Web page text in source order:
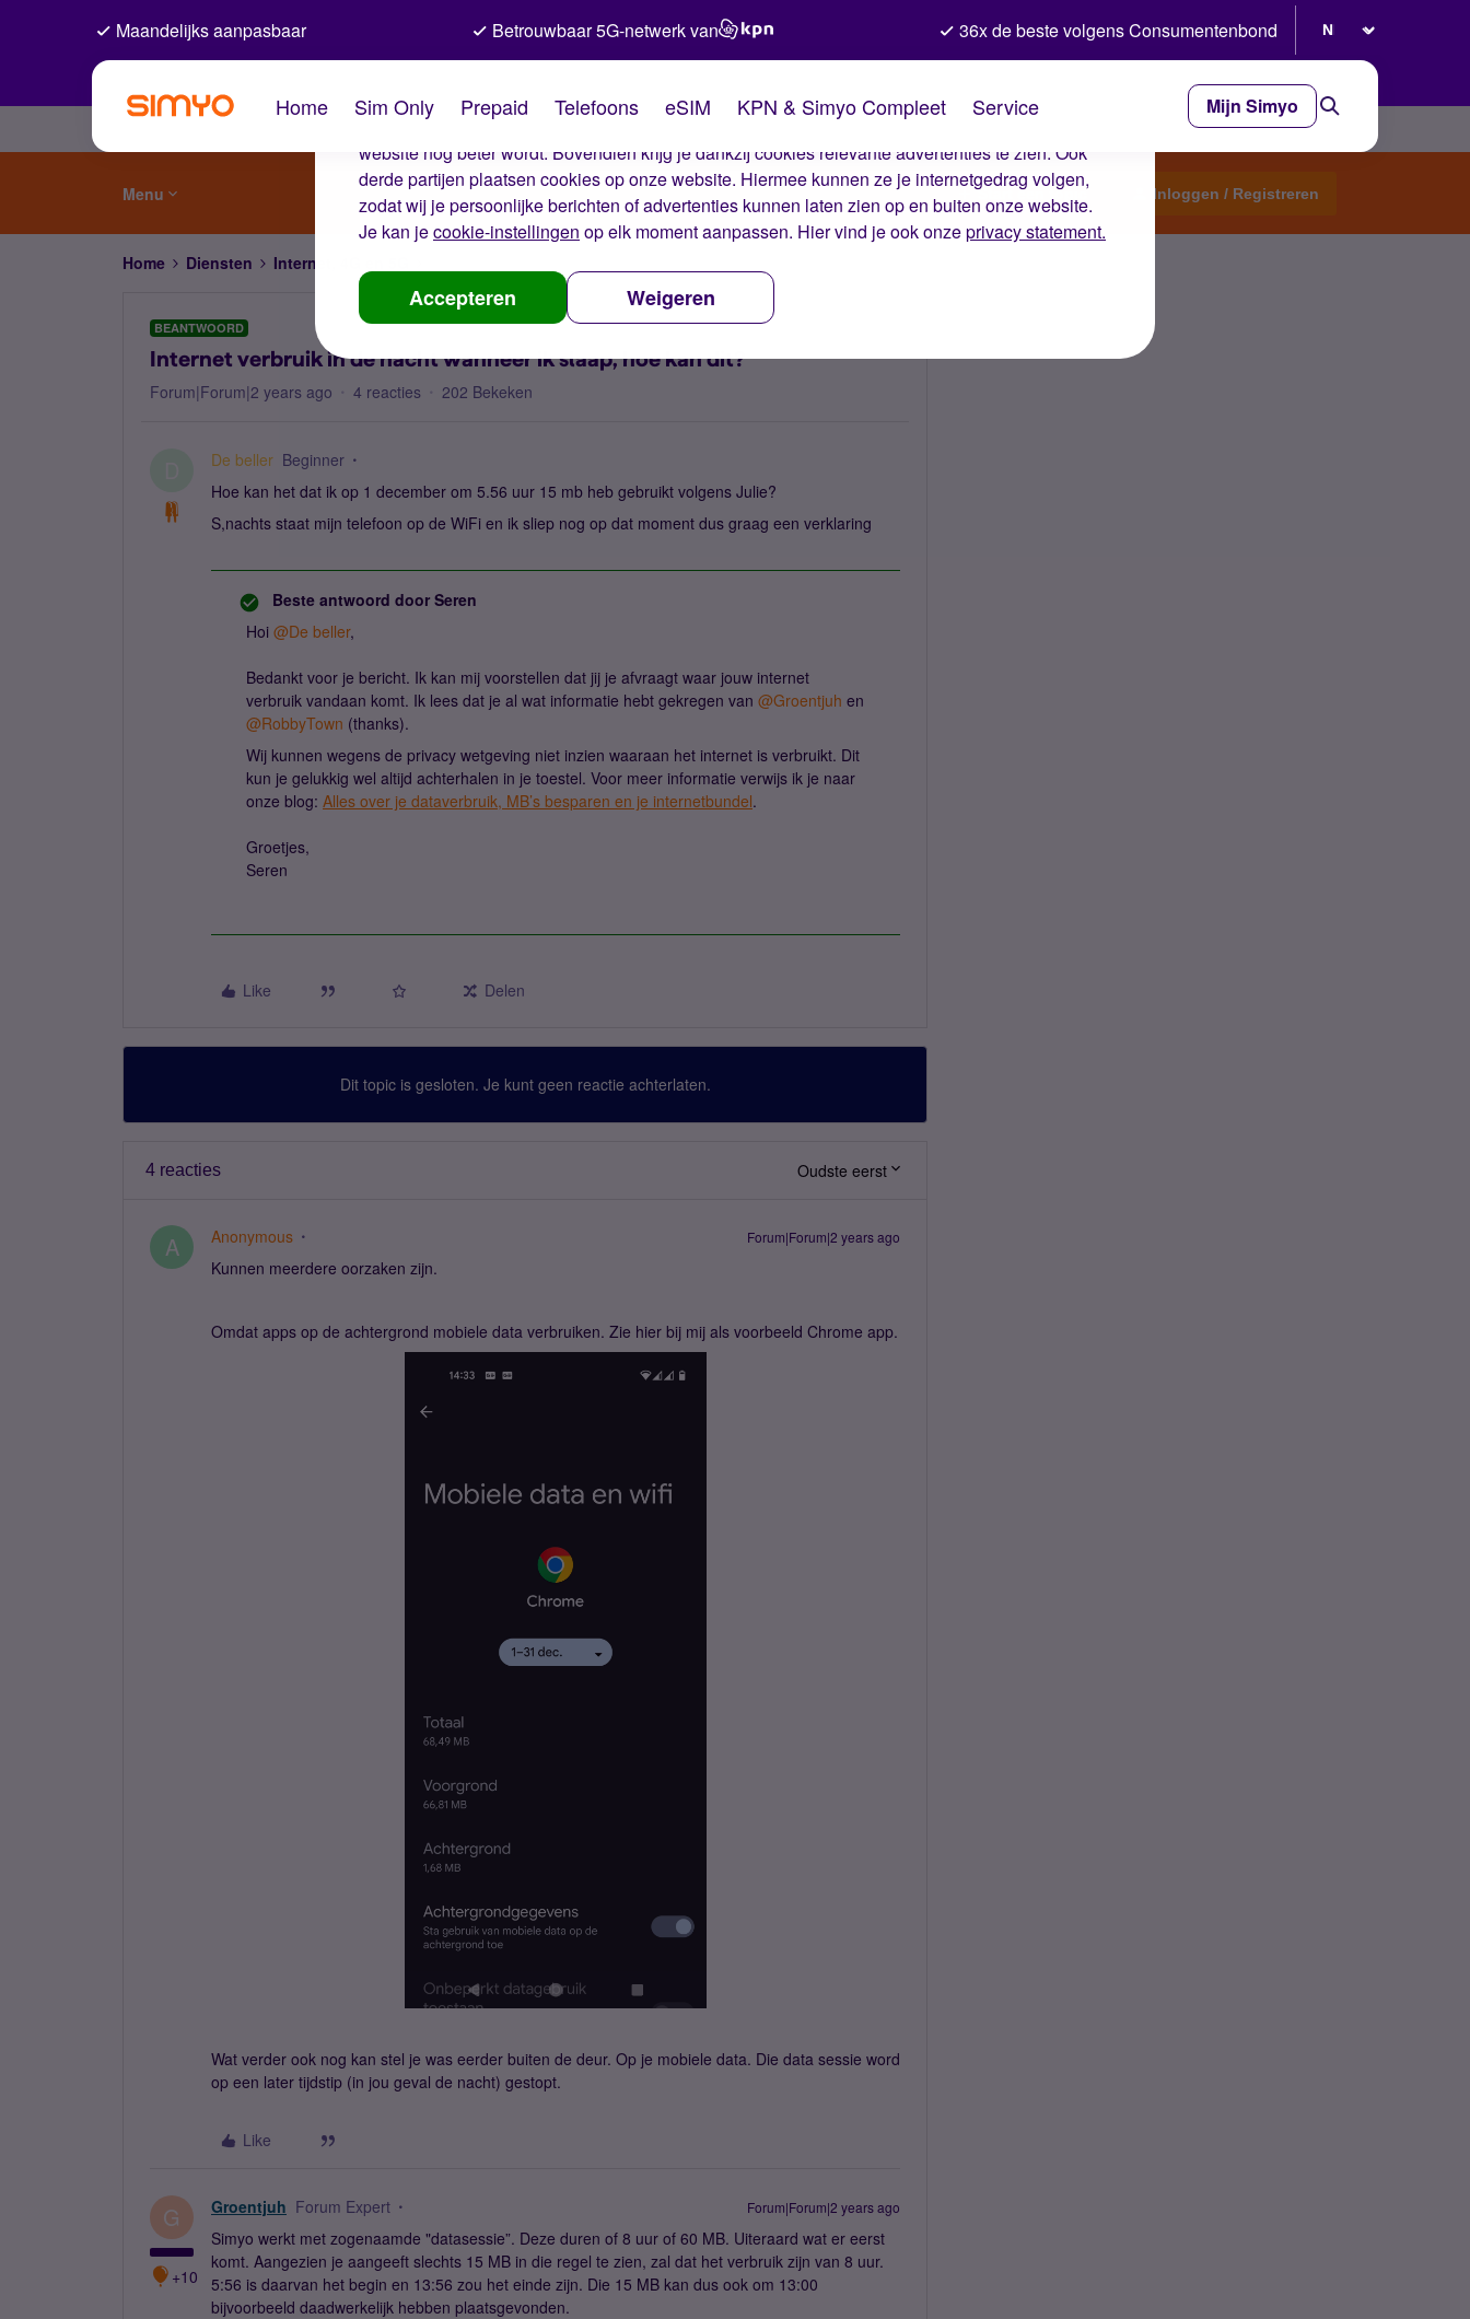
De cookies van Simyo
Wij gebruiken cookies op onze website. Met deze cookies zorgen wij ervoor dat je ervaring op de
website nog beter wordt. Bovendien krijg je dankzij cookies relevante advertenties te zien. Ook
derde partijen plaatsen cookies op onze website. Hiermee kunnen ze je internetgedrag volgen,
zodat wij je persoonlijke berichten of advertenties kunnen laten zien op en buiten onze website.
Je kan jecookie-instellingen op elk moment aanpassen. Hier vind je ook onzeprivacy statement.
Accepteren Weigeren
Maandelijks aanpasbaar Betrouwbaar 5G-netwerk van 36x de beste volgens Consumentenbond
Home Sim Only Prepaid Telefoons eSIM KPN & Simyo Compleet Service Mijn Simyo
Menu Start een topic Inloggen / Registreren
Home Diensten Internet, 4G en 5G
BEANTWOORD
Internet verbruik in de nacht wanneer ik slaap, hoe kan dit?
Forum|Forum|2 years ago 4 reacties 202 Bekeken
De beller Beginner
Hoe kan het dat ik op 1 december om 5.56 uur 15 mb heb gebruikt volgens Julie?
S,nachts staat mijn telefoon op de WiFi en ik sliep nog op dat moment dus graag een verklaring
Beste antwoord door Seren
Hoi @De beller,
Bedankt voor je bericht. Ik kan mij voorstellen dat jij je afvraagt waar jouw internet
verbruik vandaan komt. Ik lees dat je al wat informatie hebt gekregen van @Groentjuh en
@RobbyTown (thanks).
Wij kunnen wegens de privacy wetgeving niet inzien waaraan het internet is verbruikt. Dit
kun je gelukkig wel altijd achterhalen in je toestel. Voor meer informatie verwijs ik je naar
onze blog: Alles over je dataverbruik, MB’s besparen en je internetbundel.
Groetjes,
Seren
Like Delen
Dit topic is gesloten. Je kunt geen reactie achterlaten.
4 reacties Oudste eerst
A Anonymous Forum|Forum|2 years ago
Kunnen meerdere oorzaken zijn.
Omdat apps op de achtergrond mobiele data verbruiken. Zie hier bij mij als voorbeeld Chrome app.
Wat verder ook nog kan stel je was eerder buiten de deur. Op je mobiele data. Die data sessie word
op een later tijdstip (in jou geval de nacht) gestopt.
Like
G
+10
Groentjuh Forum Expert Forum|Forum|2 years ago
Simyo werkt met zogenaamde "datasessie”. Deze duren of 8 uur of 60 MB. Uiteraard wat er eerst
komt. Aangezien je aangeeft slechts 15 MB in die regel te zien, zal dat het verbruik zijn van 8 uur.
5:56 is daarvan het begin en 13:56 zou het einde zijn. Die 15 MB kan dus ook om 13:00
bijvoorbeeld daadwerkelijk hebben plaatsgevonden.